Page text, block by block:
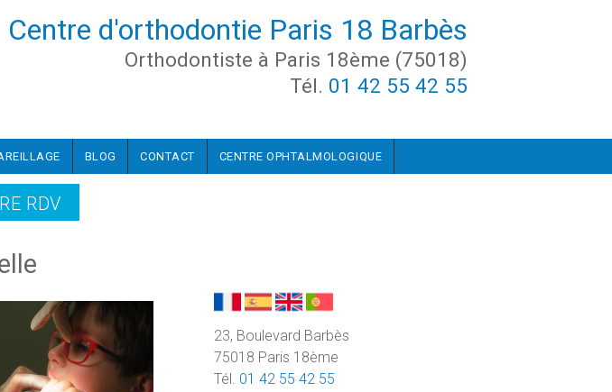
Centre d'orthodontie Paris 18 Barbès
Orthodontiste à Paris 18ème (75018)
Tél. 01 42 55 42 55
BLOG CONTACT CENTRE OPHTALMOLOGIQUE
RDV
23, Boulevard Barbès
75018 Paris 18ème
Tél. 01 42 55 42 55